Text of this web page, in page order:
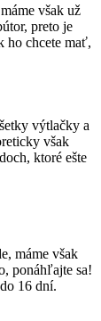
však už
preto je
ho chcete mať,
výtlačky a
však
ktoré ešte
máme však
ponáhľajte sa!
16 dní.